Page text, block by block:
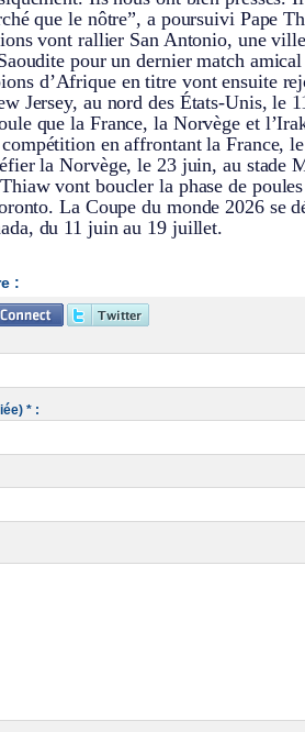
que le nôtre”, a poursuivi Pape
vont rallier San Antonio, une
pour un dernier match
d’Afrique en titre vont ensuite
Jersey, au nord des États-Unis, le
que la France, la Norvège et
en affrontant la France,
la Norvège, le 23 juin, au stade
vont boucler la phase de
La Coupe du monde 2026 se
du 11 juin au 19 juillet.
:
* :